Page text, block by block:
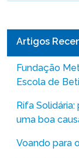
Artigos
Fundação
Escola de
Rifa
uma boa
Voando para